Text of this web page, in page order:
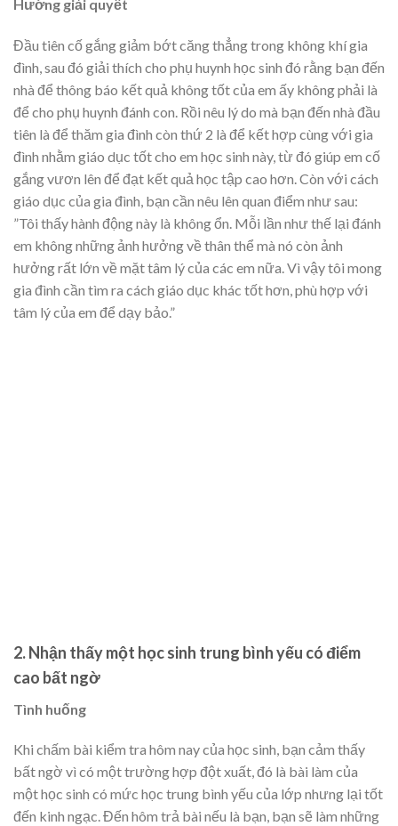
Hướng giải quyết
Đầu tiên cố gắng giảm bớt căng thẳng trong không khí gia
đình, sau đó giải thích cho phụ huynh học sinh đó rằng bạn đến
nhà để thông báo kết quả không tốt của em ấy không phải là
để cho phụ huynh đánh con. Rồi nêu lý do mà bạn đến nhà đầu
tiên là để thăm gia đình còn thứ 2 là để kết hợp cùng với gia
đình nhằm giáo dục tốt cho em học sinh này, từ đó giúp em cố
gắng vươn lên để đạt kết quả học tập cao hơn. Còn với cách
giáo dục của gia đình, bạn cần nêu lên quan điểm như sau:
”Tôi thấy hành động này là không ổn. Mỗi lần như thế lại đánh
em không những ảnh hưởng về thân thể mà nó còn ảnh
hưởng rất lớn về mặt tâm lý của các em nữa. Vì vậy tôi mong
gia đình cần tìm ra cách giáo dục khác tốt hơn, phù hợp với
tâm lý của em để dạy bảo.”
2. Nhận thấy một học sinh trung bình yếu có điểm
cao bất ngờ
Tình huống
Khi chấm bài kiểm tra hôm nay của học sinh, bạn cảm thấy
bất ngờ vì có một trường hợp đột xuất, đó là bài làm của
một học sinh có mức học trung bình yếu của lớp nhưng lại tốt
đến kinh ngạc. Đến hôm trả bài nếu là bạn, bạn sẽ làm những